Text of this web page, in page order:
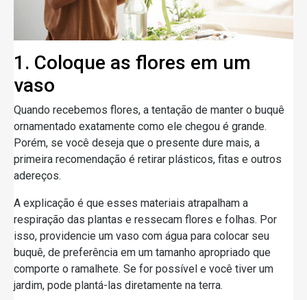
1. Coloque as flores em um
vaso
Quando recebemos flores, a tentação de manter o buquê
ornamentado exatamente como ele chegou é grande.
Porém, se você deseja que o presente dure mais, a
primeira recomendação é retirar plásticos, fitas e outros
adereços.
A explicação é que esses materiais atrapalham a
respiração das plantas e ressecam flores e folhas. Por
isso, providencie um vaso com água para colocar seu
buquê, de preferência em um tamanho apropriado que
comporte o ramalhete. Se for possível e você tiver um
jardim, pode plantá-las diretamente na terra.